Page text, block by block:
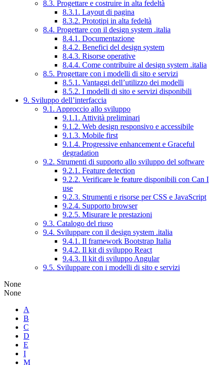
8.3. Progettare e costruire in alta fedeltà
8.3.1. Layout di pagina
8.3.2. Prototipi in alta fedeltà
8.4. Progettare con il design system .italia
8.4.1. Documentazione
8.4.2. Benefici del design system
8.4.3. Risorse operative
8.4.4. Come contribuire al design system .italia
8.5. Progettare con i modelli di sito e servizi
8.5.1. Vantaggi dell’utilizzo dei modelli
8.5.2. I modelli di sito e servizi disponibili
9. Sviluppo dell’interfaccia
9.1. Approccio allo sviluppo
9.1.1. Attività preliminari
9.1.2. Web design responsivo e accessibile
9.1.3. Mobile first
9.1.4. Progressive enhancement e Graceful
degradation
9.2. Strumenti di supporto allo sviluppo del software
9.2.1. Feature detection
9.2.2. Verificare le feature disponibili con Can I
use
9.2.3. Strumenti e risorse per CSS e JavaScript
9.2.4. Supporto browser
9.2.5. Misurare le prestazioni
9.3. Catalogo del riuso
9.4. Sviluppare con il design system .italia
9.4.1. Il framework Bootstrap Italia
9.4.2. Il kit di sviluppo React
9.4.3. Il kit di sviluppo Angular
9.5. Sviluppare con i modelli di sito e servizi
None
None
A
B
C
D
E
I
M